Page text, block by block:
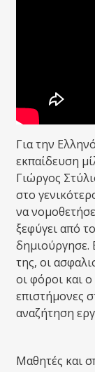
Για την
εκπαίδευση
Γιώργος
στο
να
ξεφύγει από
δημιούργησε.
της, οι
οι φόροι και
επιστήμονες
αναζήτηση
Μαθητές και